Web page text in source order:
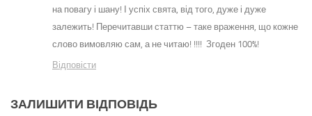
на повагу і шану! І успіх свята, від того, дуже і дуже
залежить! Перечитавши статтю – таке враження, що кожне
слово вимовляю сам, а не читаю! !!!! Згоден 100%!
Відповіcти
ЗАЛИШИТИ ВІДПОВІДЬ